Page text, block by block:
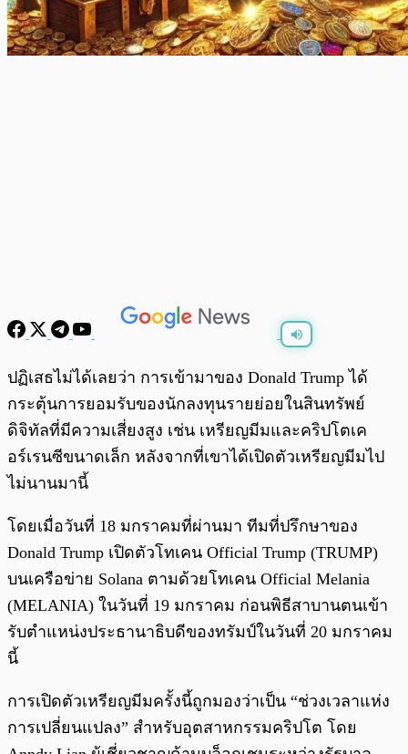
พร้อมเล่น 0:00
ปฏิเสธไม่ได้เลยว่า การเข้ามาของ Donald Trump ได้
กระตุ้นการยอมรับของนักลงทุนรายย่อยในสินทรัพย์
ดิจิทัลที่มีความเสี่ยงสูง เช่น เหรียญมีมและคริปโตเค
อร์เรนซีขนาดเล็ก หลังจากที่เขาได้เปิดตัวเหรียญมีมไป
ไม่นานมานี้
โดยเมื่อวันที่ 18 มกราคมที่ผ่านมา ทีมที่ปรึกษาของ
Donald Trump เปิดตัวโทเคน Official Trump (TRUMP)
บนเครือข่าย Solana ตามด้วยโทเคน Official Melania
(MELANIA) ในวันที่ 19 มกราคม ก่อนพิธีสาบานตนเข้า
รับตำแหน่งประธานาธิบดีของทรัมป์ในวันที่ 20 มกราคม
นี้
การเปิดตัวเหรียญมีมครั้งนี้ถูกมองว่าเป็น “ช่วงเวลาแห่ง
การเปลี่ยนแปลง” สำหรับอุตสาหกรรมคริปโต โดย